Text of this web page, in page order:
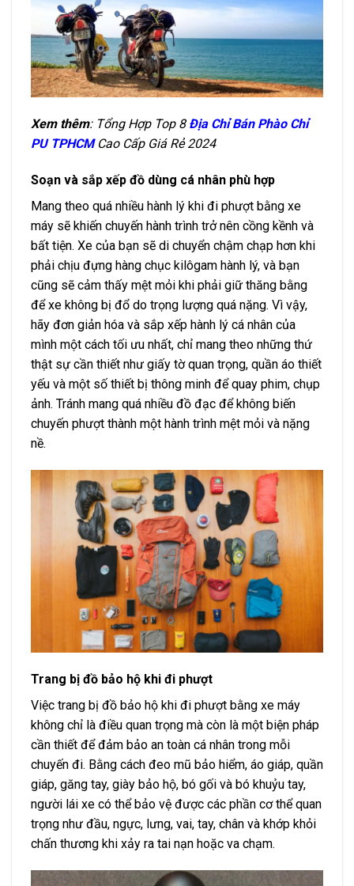
Xem thêm: Tổng Hợp Top 8 Địa Chỉ Bán Phào Chỉ
PU TPHCM Cao Cấp Giá Rẻ 2024
Soạn và sắp xếp đồ dùng cá nhân phù hợp
Mang theo quá nhiều hành lý khi đi phượt bằng xe
máy sẽ khiến chuyến hành trình trở nên cồng kềnh và
bất tiện. Xe của bạn sẽ di chuyển chậm chạp hơn khi
phải chịu đựng hàng chục kilôgam hành lý, và bạn
cũng sẽ cảm thấy mệt mỏi khi phải giữ thăng bằng
để xe không bị đổ do trọng lượng quá nặng. Vì vậy,
hãy đơn giản hóa và sắp xếp hành lý cá nhân của
mình một cách tối ưu nhất, chỉ mang theo những thứ
thật sự cần thiết như giấy tờ quan trọng, quần áo thiết
yếu và một số thiết bị thông minh để quay phim, chụp
ảnh. Tránh mang quá nhiều đồ đạc để không biến
chuyến phượt thành một hành trình mệt mỏi và nặng
nề.
Trang bị đồ bảo hộ khi đi phượt
Việc trang bị đồ bảo hộ khi đi phượt bằng xe máy
không chỉ là điều quan trọng mà còn là một biện pháp
cần thiết để đảm bảo an toàn cá nhân trong mỗi
chuyến đi. Bằng cách đeo mũ bảo hiểm, áo giáp, quần
giáp, găng tay, giày bảo hộ, bó gối và bó khuỷu tay,
người lái xe có thể bảo vệ được các phần cơ thể quan
trọng như đầu, ngực, lưng, vai, tay, chân và khớp khỏi
chấn thương khi xảy ra tai nạn hoặc va chạm.